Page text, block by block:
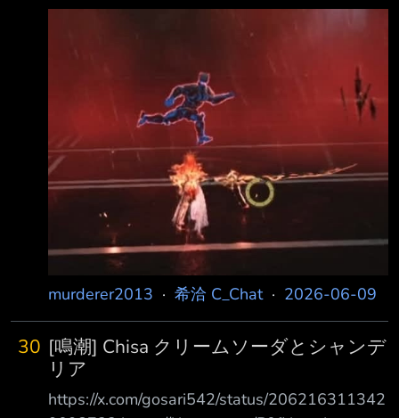
有下個聯動 大家覺得鳴潮適合跟什麼聯動? 戰雙
姊姊跟 尼爾 黑岩 鬼泣 約戰(預定) 聯動過 死神
https://i.imgur.com/bMF0Z26.png --
murderer2013 · 希洽 C_Chat· 2026-06-09
30 [鳴潮] Chisa クリームソーダとシャンデ
リア
https://x.com/gosari542/status/206216311342